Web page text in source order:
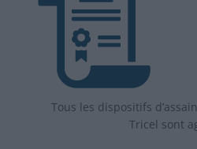
Tous les dispositifs
Tricel sont